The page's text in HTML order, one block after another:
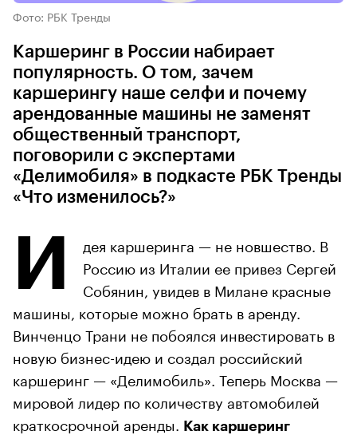
Фото: РБК Тренды
Каршеринг в России набирает
популярность. О том, зачем
каршерингу наше селфи и почему
арендованные машины не заменят
общественный транспорт,
поговорили с экспертами
«Делимобиля» в подкасте РБК Тренды
«Что изменилось?»
И
дея каршеринга — не новшество. В
Россию из Италии ее привез Сергей
Собянин, увидев в Милане красные
машины, которые можно брать в аренду.
Винченцо Трани не побоялся инвестировать в
новую бизнес-идею и создал российский
каршеринг — «Делимобиль». Теперь Москва —
мировой лидер по количеству автомобилей
краткосрочной аренды.
Как каршеринг